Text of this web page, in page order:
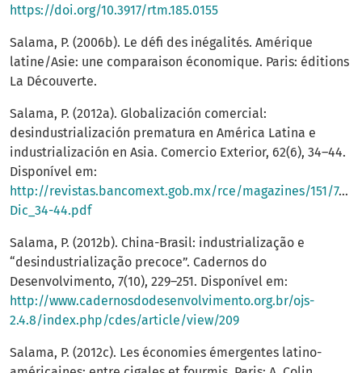
https://doi.org/10.3917/rtm.185.0155
Salama, P. (2006b). Le défi des inégalités. Amérique
latine/Asie: une comparaison économique. Paris: éditions
La Découverte.
Salama, P. (2012a). Globalización comercial:
desindustrialización prematura en América Latina e
industrialización en Asia. Comercio Exterior, 62(6), 34–44.
Disponível em:
http://revistas.bancomext.gob.mx/rce/magazines/151/7/
Dic_34-44.pdf
Salama, P. (2012b). China-Brasil: industrialização e
“desindustrialização precoce”. Cadernos do
Desenvolvimento, 7(10), 229–251. Disponível em:
http://www.cadernosdodesenvolvimento.org.br/ojs-
2.4.8/index.php/cdes/article/view/209
Salama, P. (2012c). Les économies émergentes latino-